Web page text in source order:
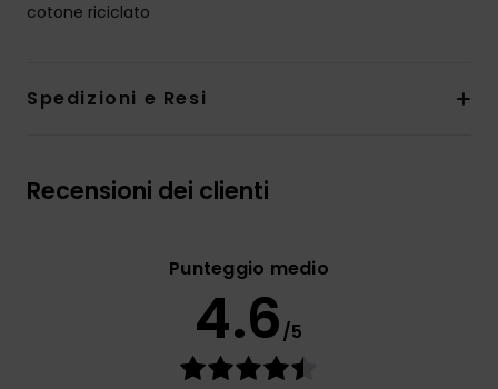
cotone riciclato
Spedizioni e Resi
Recensioni dei clienti
Punteggio medio
4.6/5